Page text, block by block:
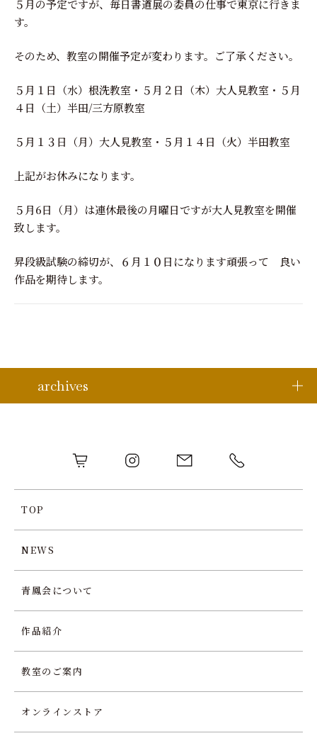
５月の予定ですが、毎日書道展の委員の仕事で東京に行きま
す。
そのため、教室の開催予定が変わります。ご了承ください。
５月１日（水）根洗教室・５月２日（木）大人見教室・５月
４日（土）半田/三方原教室
５月１３日（月）大人見教室・５月１４日（火）半田教室
上記がお休みになります。
５月6日（月）は連休最後の月曜日ですが大人見教室を開催
致します。
昇段級試験の締切が、６月１０日になります頑張って 良い
作品を期待します。
archives
TOP
NEWS
青鳳会について
作品紹介
教室のご案内
オンラインストア